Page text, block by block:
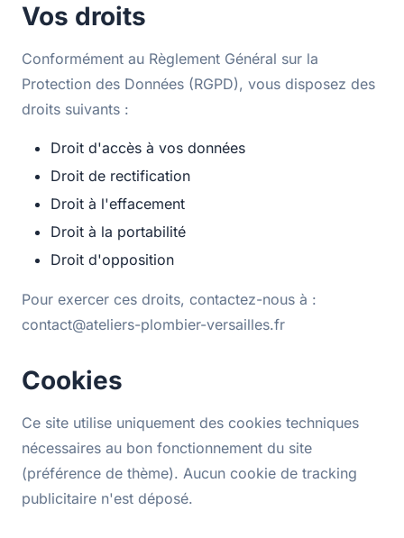
Vos droits
Conformément au Règlement Général sur la
Protection des Données (RGPD), vous disposez des
droits suivants :
Droit d'accès à vos données
Droit de rectification
Droit à l'effacement
Droit à la portabilité
Droit d'opposition
Pour exercer ces droits, contactez-nous à :
contact@ateliers-plombier-versailles.fr
Cookies
Ce site utilise uniquement des cookies techniques
nécessaires au bon fonctionnement du site
(préférence de thème). Aucun cookie de tracking
publicitaire n'est déposé.